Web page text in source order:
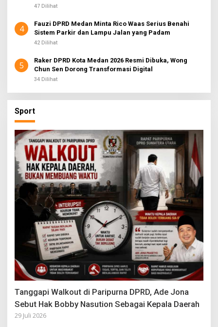
Industri
47 Dilihat
4
Fauzi DPRD Medan Minta Rico Waas Serius Benahi
Sistem Parkir dan Lampu Jalan yang Padam
42 Dilihat
5
Raker DPRD Kota Medan 2026 Resmi Dibuka, Wong
Chun Sen Dorong Transformasi Digital
34 Dilihat
Sport
Tanggapi Walkout di Paripurna DPRD, Ade Jona
Sebut Hak Bobby Nasution Sebagai Kepala Daerah
29 Juli 2026